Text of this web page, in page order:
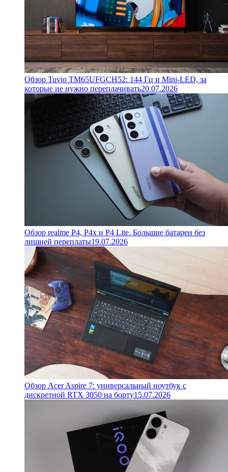
Обзор Tuvio TM65UFGCH52: 144 Гц и Mini-LED, за
которые не нужно переплачивать20.07.2026
Обзор realme P4, P4x и P4 Lite. Большие батареи без
лишней переплаты19.07.2026
Обзор Acer Aspire 7: универсальный ноутбук с
дискретной RTX 3050 на борту15.07.2026